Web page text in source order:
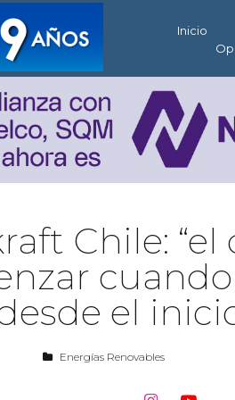
Inicio
Chile:
el
Energías Renovables